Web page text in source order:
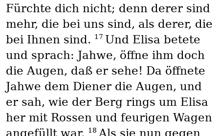
Fürchte dich nicht; denn derer sind
mehr, die bei uns sind, als derer, die
bei Ihnen sind. 17 Und Elisa betete
und sprach: Jahwe, öffne ihm doch
die Augen, daß er sehe! Da öffnete
Jahwe dem Diener die Augen, und
er sah, wie der Berg rings um Elisa
her mit Rossen und feurigen Wagen
angefüllt war.
18 Als sie nun gegen